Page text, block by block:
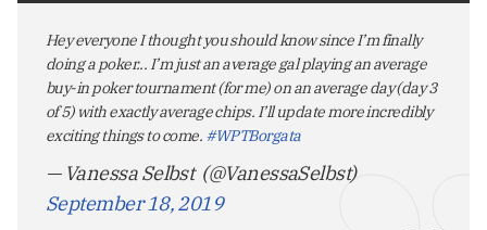
Hey everyone I thought you should know since I’m finally
doing a poker... I’m just an average gal playing an average
buy-in poker tournament (for me) on an average day (day 3
of 5) with exactly average chips. I’ll update more incredibly
exciting things to come. #WPTBorgata
— Vanessa Selbst ️‍ (@VanessaSelbst)
September 18, 2019